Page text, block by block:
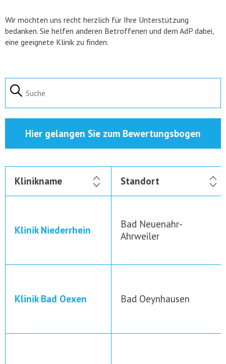
Wir möchten uns recht herzlich für Ihre Unterstützung
bedanken. Sie helfen anderen Betroffenen und dem AdP dabei,
eine geeignete Klinik zu finden.
Hier gelangen Sie zum Bewertungsbogen
Klinikname Standort
Klinik Niederrhein
Bad Neuenahr-
Ahrweiler
Klinik Bad Oexen Bad Oeynhausen